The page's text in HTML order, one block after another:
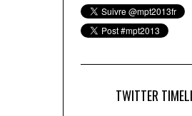
TWITTER